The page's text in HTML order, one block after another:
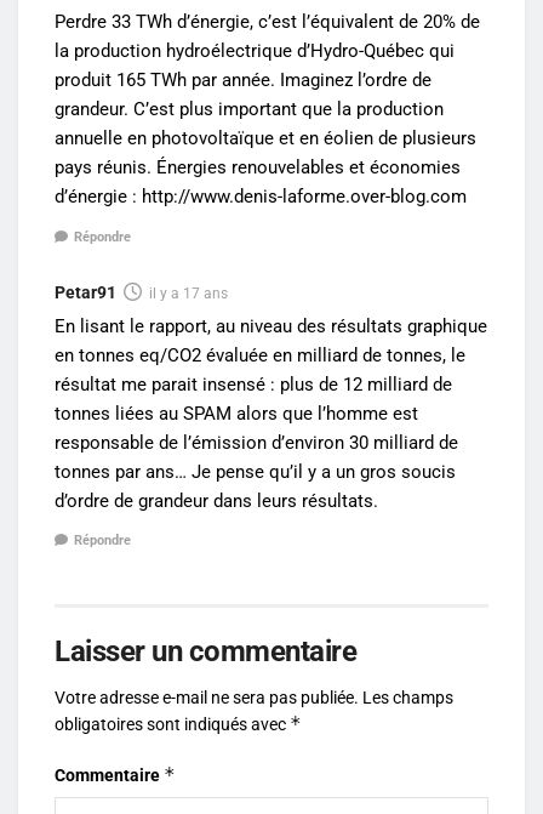
Perdre 33 TWh d’énergie, c’est l’équivalent de 20% de
la production hydroélectrique d’Hydro-Québec qui
produit 165 TWh par année. Imaginez l’ordre de
grandeur. C’est plus important que la production
annuelle en photovoltaïque et en éolien de plusieurs
pays réunis. Énergies renouvelables et économies
d’énergie : http://www.denis-laforme.over-blog.com
Répondre
Petar91 il y a 17 ans
En lisant le rapport, au niveau des résultats graphique
en tonnes eq/CO2 évaluée en milliard de tonnes, le
résultat me parait insensé : plus de 12 milliard de
tonnes liées au SPAM alors que l’homme est
responsable de l’émission d’environ 30 milliard de
tonnes par ans… Je pense qu’il y a un gros soucis
d’ordre de grandeur dans leurs résultats.
Répondre
Laisser un commentaire
Votre adresse e-mail ne sera pas publiée. Les champs
obligatoires sont indiqués avec *
Commentaire *